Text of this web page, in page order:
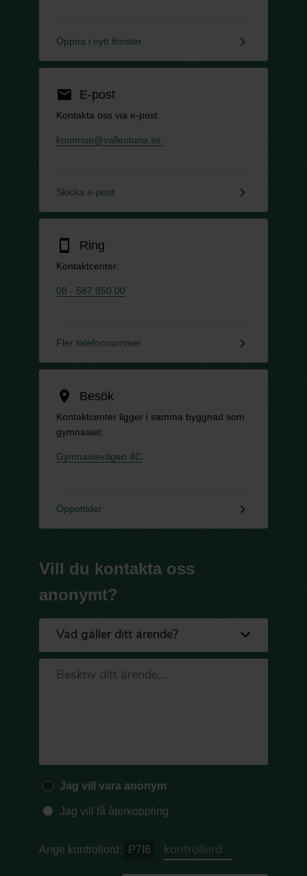
Öppna i nytt fönster keyboard_arrow_right
email E-post
Kontakta oss via e-post.
kommun@vallentuna.se
Skicka e-post keyboard_arrow_right
smartphone Ring
Kontaktcenter:
08 - 587 850 00
Fler telefonnummer keyboard_arrow_right
location_on Besök
Kontaktcenter ligger i samma byggnad som
gymnasiet:
Gymnasievägen 4C
Öppettider keyboard_arrow_right
Vill du kontakta oss
anonymt?
Jag vill vara anonym
Jag vill få återkoppling
Ange kontrollord: P7I6